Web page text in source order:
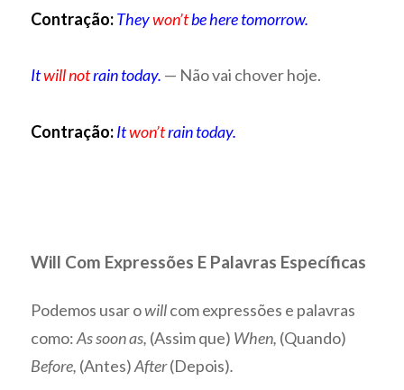
Contração:Theywon’tbe here tomorrow.
Itwill notrain today. — Não vai chover hoje.
Contração:Itwon’train today.
Will Com Expressões E Palavras Específicas
Podemos usar owillcom expressões e palavras
como:As soon as, (Assim que) When, (Quando)
Before, (Antes)After(Depois).